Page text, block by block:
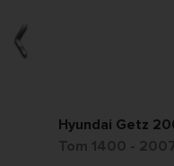
Hyundai Getz
Tom 1400 -